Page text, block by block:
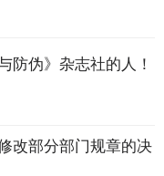
防伪》杂志社的人！
改部分部门规章的决